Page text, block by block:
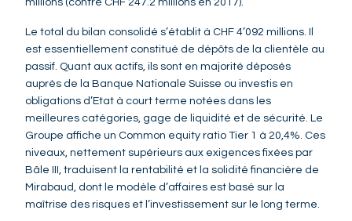
millions (contre CHF 247.2 millions en 2017).
Le total du bilan consolidé s’établit à CHF 4’092 millions. Il
est essentiellement constitué de dépôts de la clientèle au
passif. Quant aux actifs, ils sont en majorité déposés
auprès de la Banque Nationale Suisse ou investis en
obligations d’Etat à court terme notées dans les
meilleures catégories, gage de liquidité et de sécurité. Le
Groupe affiche un Common equity ratio Tier 1 à 20,4%. Ces
niveaux, nettement supérieurs aux exigences fixées par
Bâle III, traduisent la rentabilité et la solidité financière de
Mirabaud, dont le modèle d’affaires est basé sur la
maîtrise des risques et l’investissement sur le long terme.